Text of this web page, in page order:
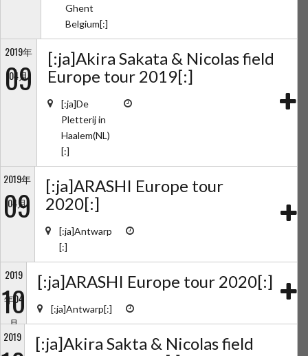
Ghent
Belgium[:]
2019年
04月
09
[:ja]Akira Sakata & Nicolas field
Europe tour 2019[:]
[:ja]De
Pletterij in
Haalem(NL)
[:]
2019年
04月
09
[:ja]ARASHI Europe tour
2020[:]
[:ja]Antwarp
[:]
2019
年04
月
10 [:ja]ARASHI Europe tour 2020[:]
[:ja]Antwarp[:]
2019
[:ja]Akira Sakta & Nicolas field